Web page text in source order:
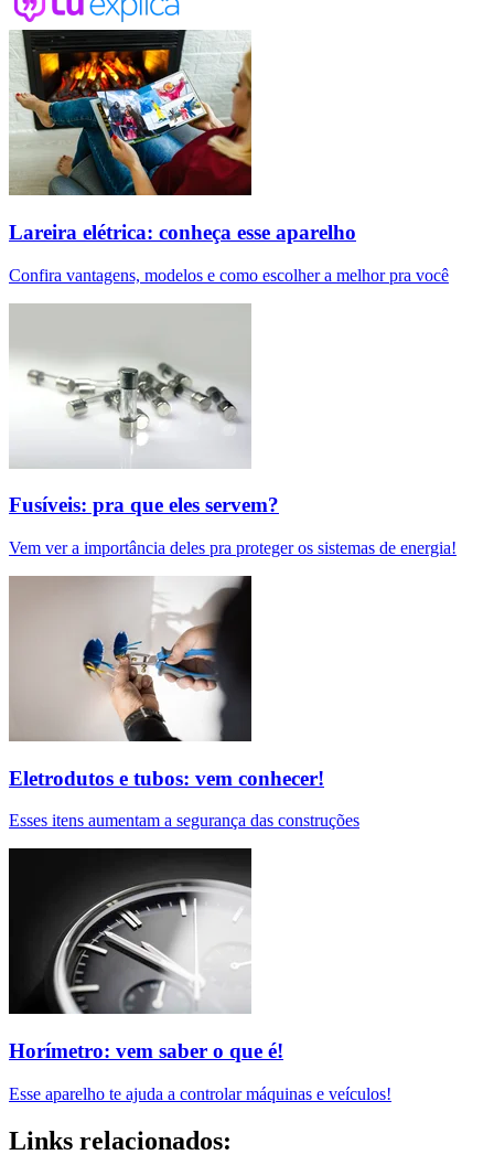
Lareira elétrica: conheça esse aparelho
Confira vantagens, modelos e como escolher a melhor pra você
Fusíveis: pra que eles servem?
Vem ver a importância deles pra proteger os sistemas de energia!
Eletrodutos e tubos: vem conhecer!
Esses itens aumentam a segurança das construções
Horímetro: vem saber o que é!
Esse aparelho te ajuda a controlar máquinas e veículos!
Links relacionados: